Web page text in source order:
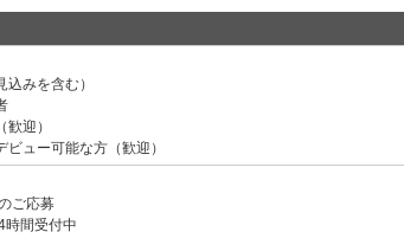
込みを含む）
歓迎）
ビュー可能な方（歓迎）
ご応募
時間受付中